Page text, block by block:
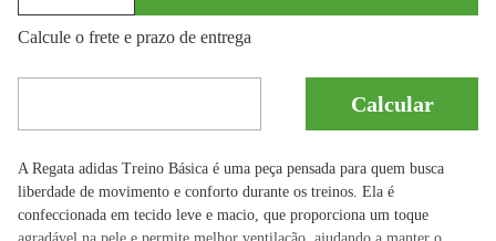
Calcule o frete e prazo de entrega
A Regata adidas Treino Básica é uma peça pensada para quem busca
liberdade de movimento e conforto durante os treinos. Ela é
confeccionada em tecido leve e macio, que proporciona um toque